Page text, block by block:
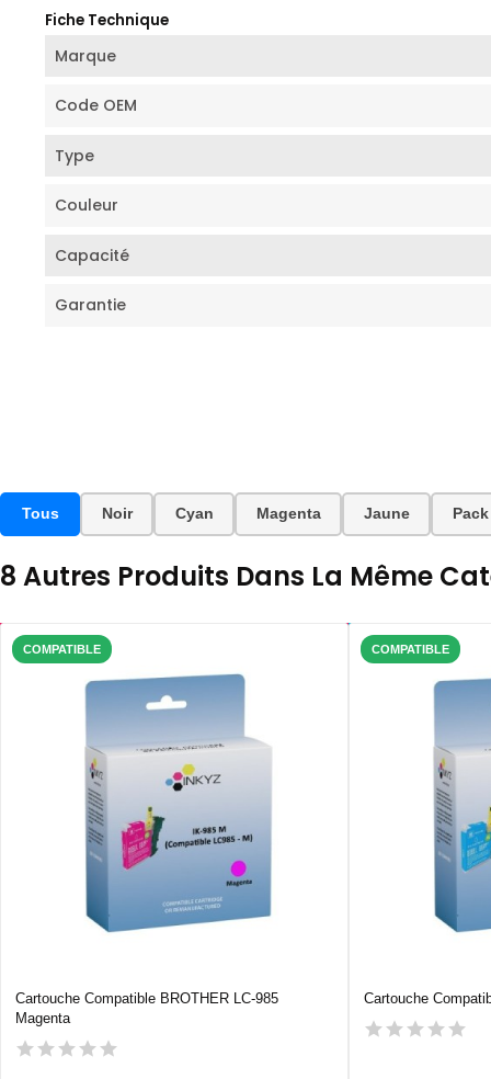
Fiche Technique
Marque
Code OEM
Type
Couleur
Capacité
Garantie
Tous Noir Cyan Magenta Jaune Pack
8 Autres Produits Dans La Même
COMPATIBLE
Cartouche Compatible BROTHER LC-985
Magenta
COMPATIBLE
Cartouche